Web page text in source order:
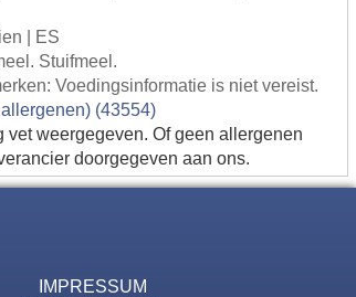
| ES
Stuifmeel.
Voedingsinformatie is niet vereist.
(43554)
weergegeven. Of geen allergenen
doorgegeven aan ons.
IMPRESSUM